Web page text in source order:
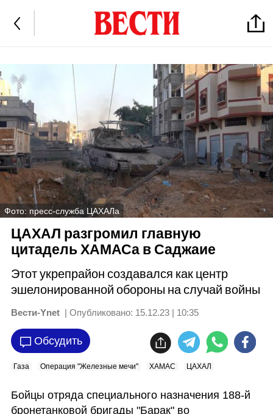
Фото: пресс-служба ЦАХАЛа
ЦАХАЛ разгромил главную
цитадель ХАМАСа в Саджаие
Этот укрепрайон создавался как центр
эшелонированной обороны на случай войны
Вести-Ynet | Опубликовано: 15.12.23 | 10:35
Обсудить
Газа Операция "Железные мечи" ХАМАС ЦАХАЛ
Бойцы отряда специального назначения 188-й
бронетанковой бригады "Барак" во